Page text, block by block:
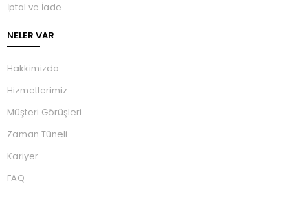
İptal ve İade
NELER VAR
Hakkimizda
Hizmetlerimiz
Müşteri Görüşleri
Zaman Tüneli
Kariyer
FAQ